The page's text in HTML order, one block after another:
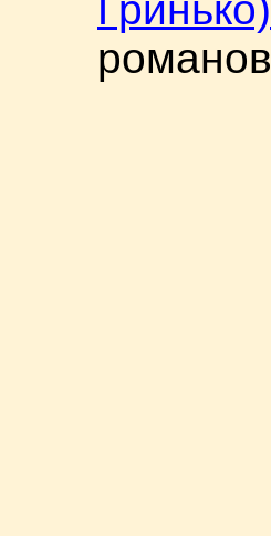
романов